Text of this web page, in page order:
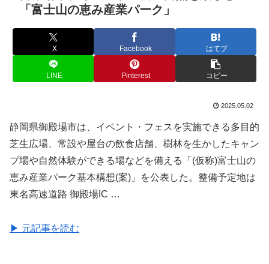
「富士山の恵み産業パーク」
X Facebook はてブ
LINE Pinterest コピー
2025.05.02
静岡県御殿場市は、イベント・フェスを実施できる多目的
芝生広場、常設や屋台の飲食店舗、樹林を生かしたキャン
プ場や自然体験ができる場などを備える「(仮称)富士山の
恵み産業パーク基本構想(案)」を公表した。整備予定地は
東名高速道路 御殿場IC …
▶ 元記事を読む